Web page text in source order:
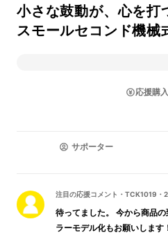
小さな鼓動が、心を打
スモールセコンド機
応援購
サポーター
注目の応援コメント ・ TCK1019 ・
待ってました。 今から商品
ラーモデル化もお願いします！